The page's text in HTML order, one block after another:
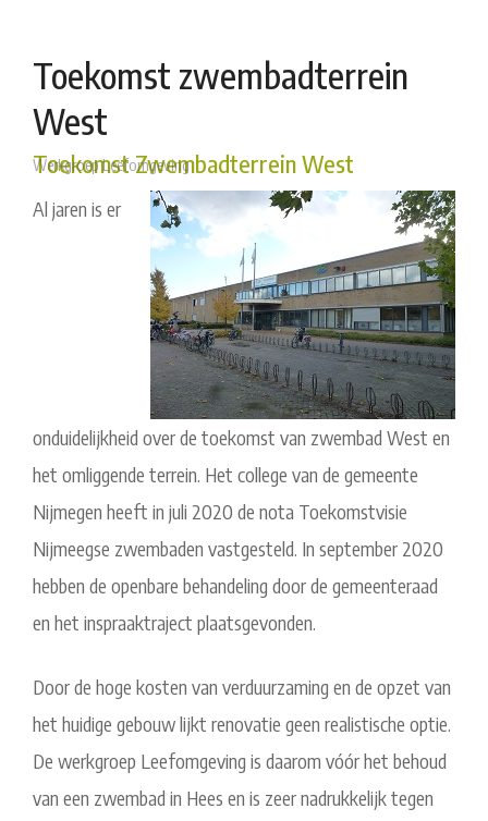
Toekomst zwembadterrein
West
Werkgroep Leefomgeving
Toekomst Zwembadterrein West
Al jaren is er
onduidelijkheid over de toekomst van zwembad West en
het omliggende terrein. Het college van de gemeente
Nijmegen heeft in juli 2020 de nota Toekomstvisie
Nijmeegse zwembaden vastgesteld. In september 2020
hebben de openbare behandeling door de gemeenteraad
en het inspraaktraject plaatsgevonden.
Door de hoge kosten van verduurzaming en de opzet van
het huidige gebouw lijkt renovatie geen realistische optie.
De werkgroep Leefomgeving is daarom vóór het behoud
van een zwembad in Hees en is zeer nadrukkelijk tegen